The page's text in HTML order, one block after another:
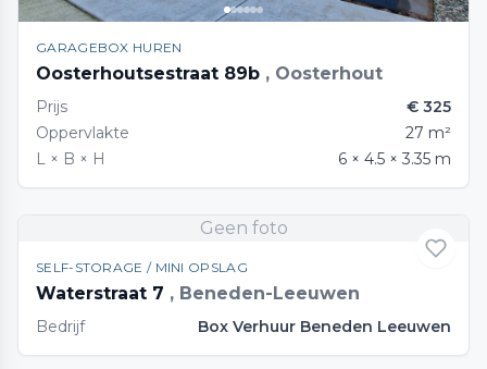
GARAGEBOX HUREN
Oosterhoutsestraat 89b , Oosterhout
Prijs
€ 325
Oppervlakte
27 m²
L × B × H
6 × 4.5 × 3.35 m
Geen foto
SELF-STORAGE / MINI OPSLAG
Waterstraat 7 , Beneden-Leeuwen
Bedrijf Box Verhuur Beneden Leeuwen